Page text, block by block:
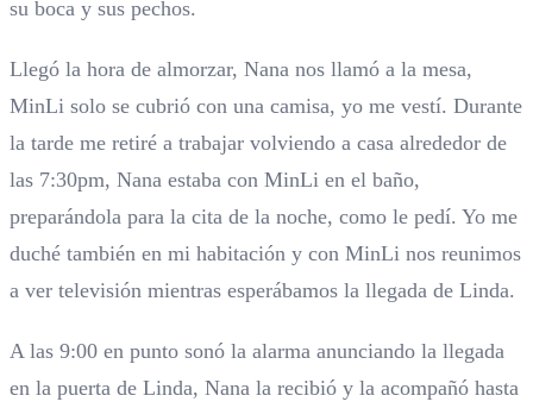
su boca y sus pechos.
Llegó la hora de almorzar, Nana nos llamó a la mesa,
MinLi solo se cubrió con una camisa, yo me vestí. Durante
la tarde me retiré a trabajar volviendo a casa alrededor de
las 7:30pm, Nana estaba con MinLi en el baño,
preparándola para la cita de la noche, como le pedí. Yo me
duché también en mi habitación y con MinLi nos reunimos
a ver televisión mientras esperábamos la llegada de Linda.
A las 9:00 en punto sonó la alarma anunciando la llegada
en la puerta de Linda, Nana la recibió y la acompañó hasta